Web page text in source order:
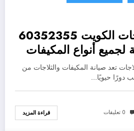
فني تكييف وثلاجات الكويت 60352355
لجميع أنواع المكيفات
تعد صيانة المكيفات والثلاجات من
دورًا حيويًا…
0 تعليقات قراءة المزيد